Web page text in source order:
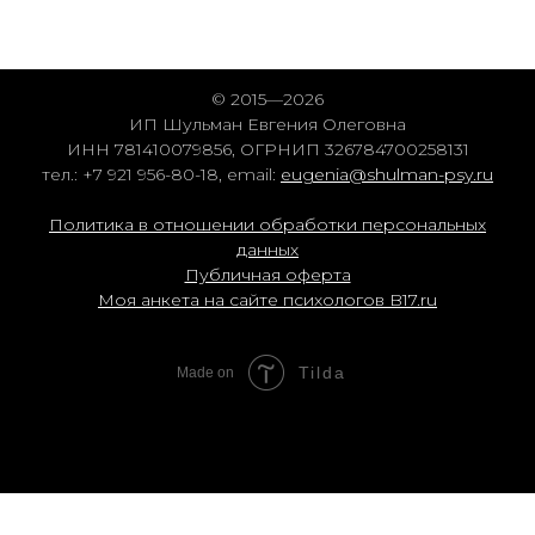
© 2015—2026
ИП Шульман Евгения Олеговна
ИНН 781410079856, ОГРНИП 326784700258131
тел.: +7 921 956-80-18, email: eugenia@shulman-psy.ru
Политика в отношении обработки персональных
данных
Публичная оферта
Моя анкета на сайте психологов B17.ru
Made on Tilda